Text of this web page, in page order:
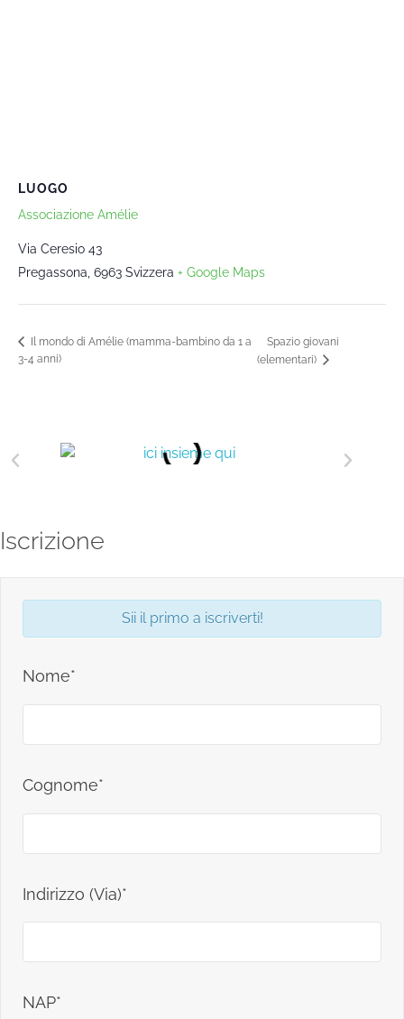
LUOGO
Associazione Amélie
Via Ceresio 43
Pregassona 6963 Svizzera + Google Maps
Il mondo di Amélie (mamma-bambino da 1 a
3-4 anni)
Spazio giovani
(elementari)
Iscrizione
Sii il primo a iscriverti!
Nome*
Cognome*
Indirizzo (Via)*
NAP*